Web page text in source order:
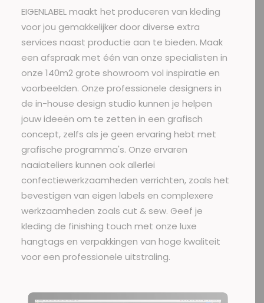
EIGENLABEL maakt het produceren van kleding
voor jou gemakkelijker door diverse extra
services naast productie aan te bieden. Maak
een afspraak met één van onze specialisten in
onze 140m2 grote showroom vol inspiratie en
voorbeelden. Onze professionele designers in
de in-house design studio kunnen je helpen
jouw ideeën om te zetten in een grafisch
concept, zelfs als je geen ervaring hebt met
grafische programma's. Onze ervaren
naaiateliers kunnen ook allerlei
confectiewerkzaamheden verrichten, zoals het
bevestigen van eigen labels en complexere
werkzaamheden zoals cut & sew. Geef je
kleding de finishing touch met onze luxe
hangtags en verpakkingen van hoge kwaliteit
voor een professionele uitstraling.